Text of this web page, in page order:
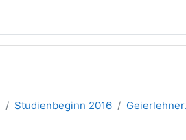
Studienbeginn 2016